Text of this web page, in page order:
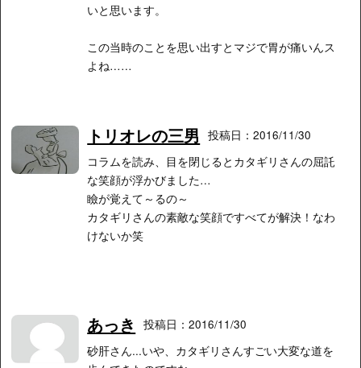
いと思います。
この当時のことを思い出すとマジで胃が痛いんス
よね……
トリオレの三男
投稿日：2016/11/30
コラムを読み、目を閉じるとカタギリさんの屈託
な笑顔が浮かびました…
瞼が覚えて～るの～
カタギリさんの素敵な笑顔ですべてが解決！なわ
けないか笑
あっき
投稿日：2016/11/30
砂肝さん...いや、カタギリさんすごい大変な道を